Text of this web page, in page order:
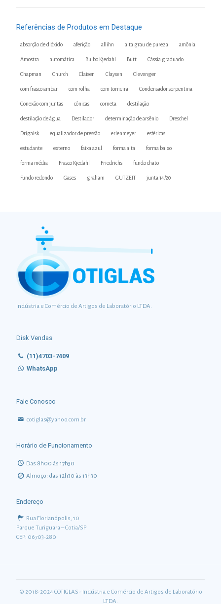
Referências de Produtos em Destaque
absorção de dióxido aferição allihn alta grau de pureza amônia
Amostra automática Bulbo Kjedahl Butt Cássia graduado
Chapman Church Claisen Claysen Clevenger
com frasco ambar com rolha com torneira Condensador serpentina
Conexão com juntas cônicas corneta destilação
destilação de água Destilador determinação de arsênio Dreschel
Drigalsk equalizador de pressão erlenmeyer esféricas
estudante externo faixa azul forma alta forma baixo
forma média Frasco Kjedahl Friedrichs fundo chato
Fundo redondo Gases graham GUTZEIT junta 14/20
Indústria e Comércio de Artigos de Laboratório LTDA.
Disk Vendas
(11)4703-7409
WhatsApp
Fale Conosco
cotiglas@yahoo.com.br
Horário de Funcionamento
Das 8h00 às 17h30
Almoço: das 12h30 às 13h30
Endereço
Rua Florianópolis, 10
Parque Turiguara – Cotia/SP
CEP: 06703-280
© 2018-2024 COTIGLAS - Indústria e Comércio de Artigos de Laboratório
LTDA.